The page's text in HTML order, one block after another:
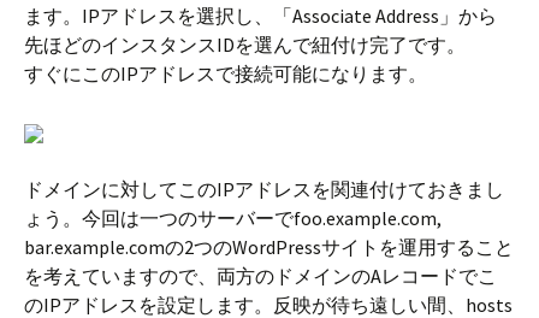
ます。IPアドレスを選択し、「Associate Address」から
先ほどのインスタンスIDを選んで紐付け完了です。
すぐにこのIPアドレスで接続可能になります。
ドメインに対してこのIPアドレスを関連付けておきまし
ょう。今回は一つのサーバーでfoo.example.com,
bar.example.comの2つのWordPressサイトを運用すること
を考えていますので、両方のドメインのAレコードでこ
のIPアドレスを設定します。反映が待ち遠しい間、hosts